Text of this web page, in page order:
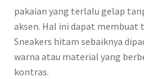
pakaian yang terlalu gelap
aksen. Hal ini dapat
Sneakers hitam sebaiknya
warna atau material yang
kontras.